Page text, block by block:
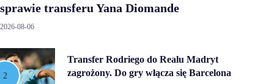
sprawie transferu Yana Diomande
2026-08-06
Transfer Rodriego do Realu Madryt
zagrożony. Do gry włącza się Barcelona